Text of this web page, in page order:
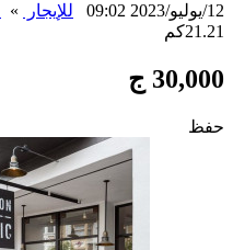
12/يوليو/2023 09:02 للإيجار »
21.21كم
30,000 ج
حفظ